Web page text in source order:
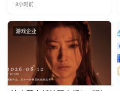
日
茶
对
8小时前
游戏企业